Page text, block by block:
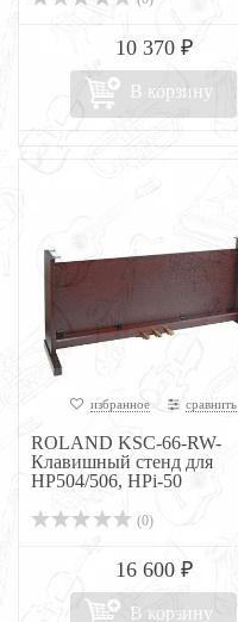
10 370 ₽
В корзину
избранное сравнить
ROLAND KSC-66-RW-
Клавишный стенд для
HP504/506, HPi-50
(0)
16 600 ₽
В корзину